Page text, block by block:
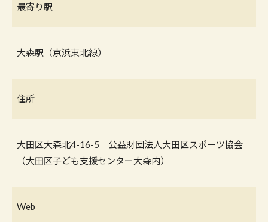
最寄り駅
大森駅（京浜東北線）
住所
大田区大森北4-16-5 公益財団法人大田区スポーツ協会
（大田区子ども支援センター大森内）
Web